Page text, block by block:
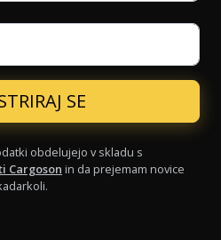
obdelujejo v skladu s
Cargoson in da prejemam novice